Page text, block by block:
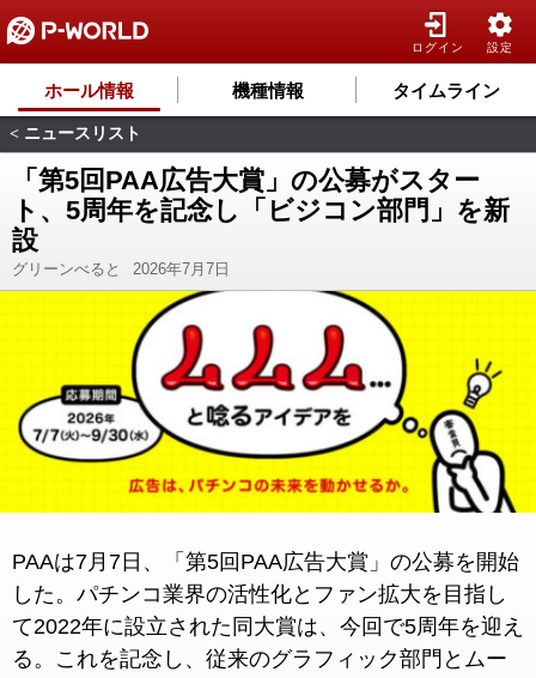
ログイン 設定
ホール情報 機種情報 タイムライン
< ニュースリスト
「第5回PAA広告大賞」の公募がスター
ト、5周年を記念し「ビジコン部門」を新
設
グリーンべると 2026年7月7日
PAAは7月7日、「第5回PAA広告大賞」の公募を開始
した。パチンコ業界の活性化とファン拡大を目指し
て2022年に設立された同大賞は、今回で5周年を迎え
る。これを記念し、従来のグラフィック部門とムー